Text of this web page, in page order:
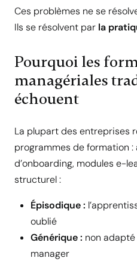
Ces problèmes ne se
Ils se résolvent par la
Pourquoi les
managériales
échouent
La plupart des entreprises
programmes de formation :
d’onboarding, modules e-
structurel :
Épisodique :
oublié
Générique : non
manager